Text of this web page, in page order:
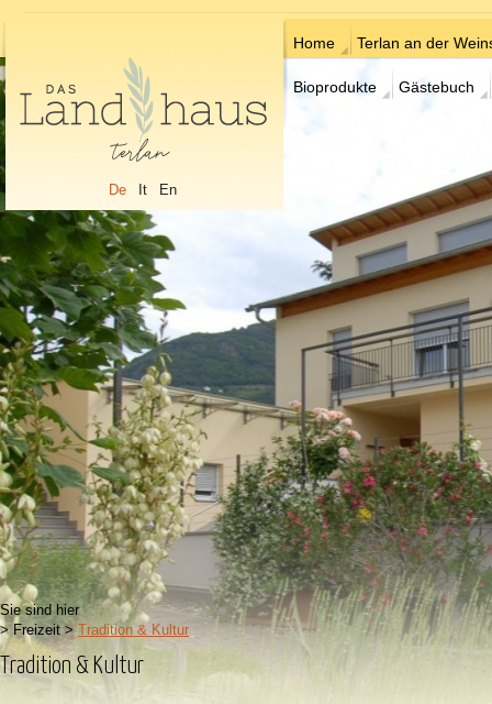
De It En
Home Terlan an der
Bioprodukte Gästebuch
Sie sind hier
> Freizeit >Tradition & Kultur
Tradition & Kultur